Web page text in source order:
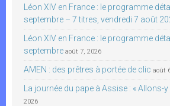
Léon XIV en France : le programme
septembre – 7 titres, vendredi 7 août
Léon XIV en France : le programme
septembre août 7, 2026
AMEN : des prêtres à portée de clic août
La journée du pape à Assise : « Allons-y
2026